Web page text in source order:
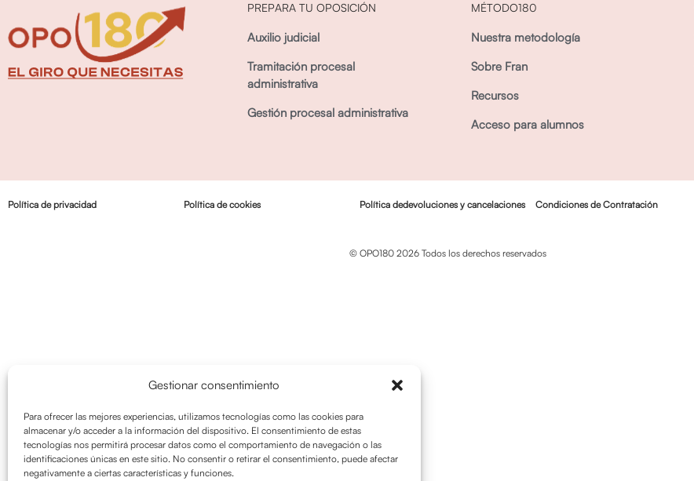
Gestionar consentimiento
Para ofrecer las mejores experiencias, utilizamos tecnologías como las cookies para
almacenar y/o acceder a la información del dispositivo. El consentimiento de estas
tecnologías nos permitirá procesar datos como el comportamiento de navegación o las
identificaciones únicas en este sitio. No consentir o retirar el consentimiento, puede afectar
negativamente a ciertas características y funciones.
PREPARA TU OPOSICIÓN
Auxilio judicial
Tramitación procesal
administrativa
Gestión procesal administrativa
MÉTODO180
Nuestra metodología
Sobre Fran
Recursos
Acceso para alumnos
Política de privacidad Política de cookies Política dedevoluciones y cancelaciones Condiciones de Contratación
© OPO180 2026 Todos los derechos reservados